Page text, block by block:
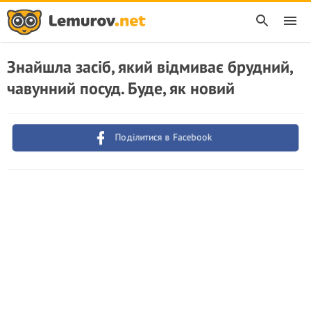
Знайшла засіб, який відмиває брудний,
чавунний посуд. Буде, як новий
Поділитися в Facebook